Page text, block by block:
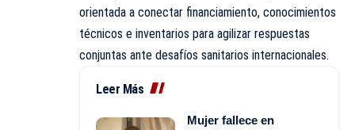
orientada a conectar financiamiento, conocimientos
técnicos e inventarios para agilizar respuestas
conjuntas ante desafíos sanitarios internacionales.
Leer Más
Mujer fallece en